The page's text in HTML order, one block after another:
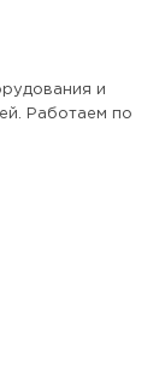
и
Работаем по